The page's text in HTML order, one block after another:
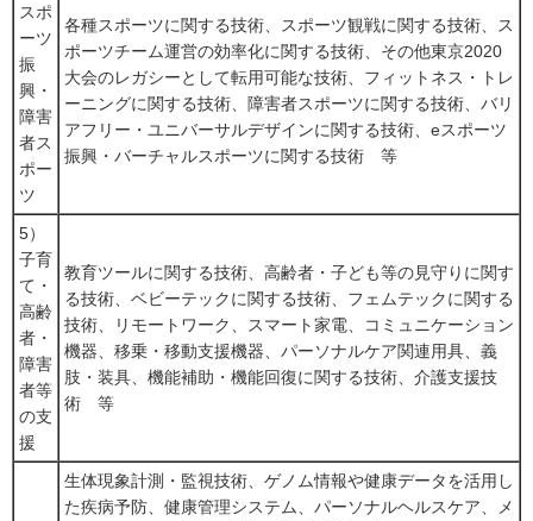
スポ
ーツ
振
興・
障害
者ス
ポー
ツ
各種スポーツに関する技術、スポーツ観戦に関する技術、ス
ポーツチーム運営の効率化に関する技術、その他東京2020
大会のレガシーとして転用可能な技術、フィットネス・トレ
ーニングに関する技術、障害者スポーツに関する技術、バリ
アフリー・ユニバーサルデザインに関する技術、eスポーツ
振興・バーチャルスポーツに関する技術 等
5）
子育
て・
高齢
者・
障害
者等
の支
援
教育ツールに関する技術、高齢者・子ども等の見守りに関す
る技術、ベビーテックに関する技術、フェムテックに関する
技術、リモートワーク、スマート家電、コミュニケーション
機器、移乗・移動支援機器、パーソナルケア関連用具、義
肢・装具、機能補助・機能回復に関する技術、介護支援技
術 等
生体現象計測・監視技術、ゲノム情報や健康データを活用し
た疾病予防、健康管理システム、パーソナルヘルスケア、メ